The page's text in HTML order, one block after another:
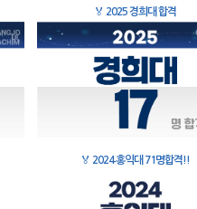
🏅 2025 경희대 합격
🏅 2024 홍익대 71명합격!!